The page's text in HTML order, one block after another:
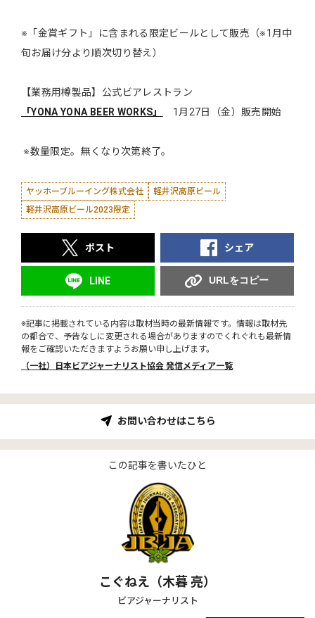
※「金賞ギフト」に含まれる限定ビールとして販売（※1月中
旬お届け分より順次切り替え）
【業務用樽製品】公式ビアレストラン
「YONA YONA BEER WORKS」
1月27日（金）販売開始
※数量限定。無くなり次第終了。
ヤッホーブルーイング株式会社
軽井沢高原ビール
軽井沢高原ビール2023限定
ポスト シェア
LINE URLをコピー
※記事に掲載されている内容は取材当時の最新情報です。情報は取材先
の都合で、予告なしに変更される場合がありますのでくれぐれも最新情
報をご確認いただきますようお願い申し上げます。
（一社）日本ビアジャーナリスト協会 発信メディア一覧
お問い合わせはこちら
この記事を書いたひと
こぐねえ（木暮 亮）
ビアジャーナリスト